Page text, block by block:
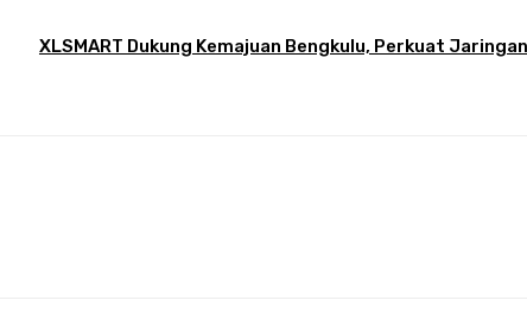
XLSMART Dukung Kemajuan Bengkulu, Perkuat